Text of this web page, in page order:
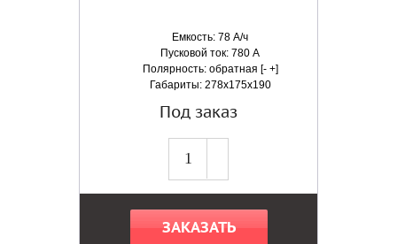
Емкость: 78 А/ч
Пусковой ток: 780 А
Полярность: обратная [- +]
Габариты: 278x175x190
Под заказ
ЗАКАЗАТЬ